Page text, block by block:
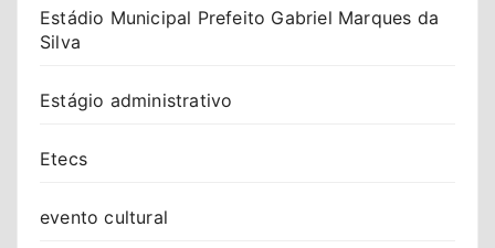
Estádio Municipal Prefeito Gabriel Marques da
Silva
Estágio administrativo
Etecs
evento cultural